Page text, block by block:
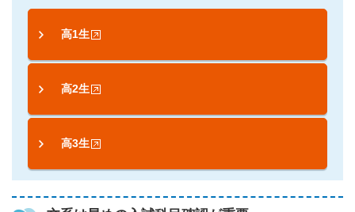
高1生
高2生
高3生